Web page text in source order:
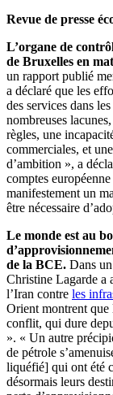
Revue de presse
L’organe de
de Bruxelles en
un rapport publié
a déclaré que les
des services dans
nombreuses
règles, une
commerciales, et
d’ambition », a
comptes
manifestement un
être nécessaire
Le monde est au
de la BCE. Dans un
Christine Lagarde a
l’Iran contre les
Orient montrent que
conflit, qui dure
». « Un autre
de pétrole
liquéfié] qui ont été
désormais leurs